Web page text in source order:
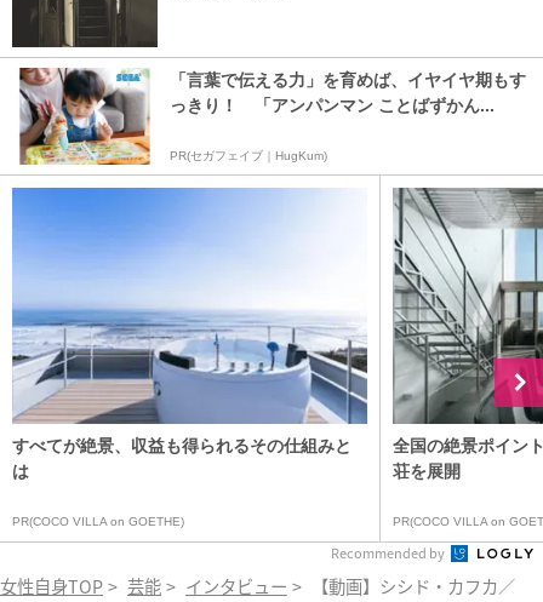
「言葉で伝える力」を育めば、イヤイヤ期もす
っきり！ 「アンパンマン ことばずかん...
PR(セガフェイブ｜HugKum)
すべてが絶景、収益も得られるその仕組みと
は
PR(COCO VILLA on GOETHE)
全国の絶景ポイン
荘を展開
PR(COCO VILLA on
Recommended by
女性自身TOP > 芸能 > インタビュー > 【動画】シシド・カフカ／